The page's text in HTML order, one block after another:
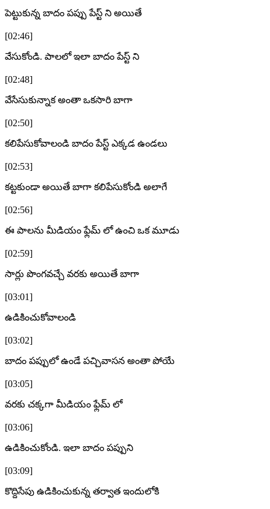
పెట్టుకున్న బాదం పప్పు పేస్ట్ ని అయితే
[02:46]
వేసుకోండి. పాలలో ఇలా బాదం పేస్ట్ ని
[02:48]
వేసేసుకున్నాక అంతా ఒకసారి బాగా
[02:50]
కలిపేసుకోవాలండి బాదం పేస్ట్ ఎక్కడ ఉండలు
[02:53]
కట్టకుండా అయితే బాగా కలిపేసుకోండి అలాగే
[02:56]
ఈ పాలను మీడియం ఫ్లేమ్ లో ఉంచి ఒక మూడు
[02:59]
సార్లు పొంగవచ్చే వరకు అయితే బాగా
[03:01]
ఉడికించుకోవాలండి
[03:02]
బాదం పప్పులో ఉండే పచ్చివాసన అంతా పోయే
[03:05]
వరకు చక్కగా మీడియం ఫ్లేమ్ లో
[03:06]
ఉడికించుకోండి. ఇలా బాదం పప్పుని
[03:09]
కొద్దిసేపు ఉడికించుకున్న తర్వాత ఇందులోకి